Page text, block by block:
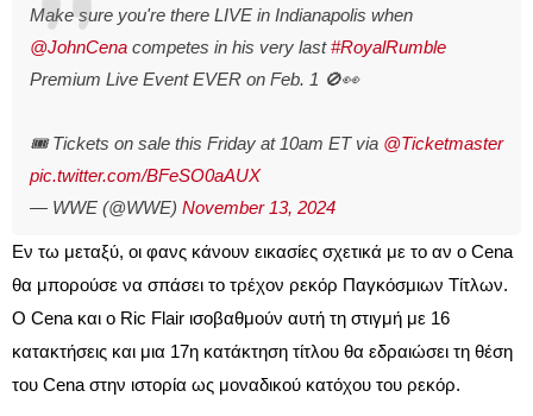
Make sure you're there LIVE in Indianapolis when
@JohnCena competes in his very last#RoyalRumble
Premium Live Event EVER on Feb. 1 🚫👀
🎟️ Tickets on sale this Friday at 10am ET via @Ticketmaster
pic.twitter.com/BFeSO0aAUX
— WWE (@WWE) November 13, 2024
Εν τω μεταξύ, οι φανς κάνουν εικασίες σχετικά με το αν ο Cena
θα μπορούσε να σπάσει το τρέχον ρεκόρ Παγκόσμιων Τίτλων.
Ο Cena και ο Ric Flair ισοβαθμούν αυτή τη στιγμή με 16
κατακτήσεις και μια 17η κατάκτηση τίτλου θα εδραιώσει τη θέση
του Cena στην ιστορία ως μοναδικού κατόχου του ρεκόρ.